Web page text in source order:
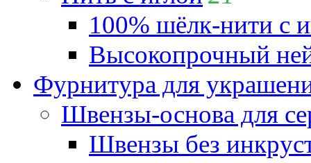
100% шёлк-нити с
Высокопрочный
Фурнитура для
Швензы-основа для
Швензы без